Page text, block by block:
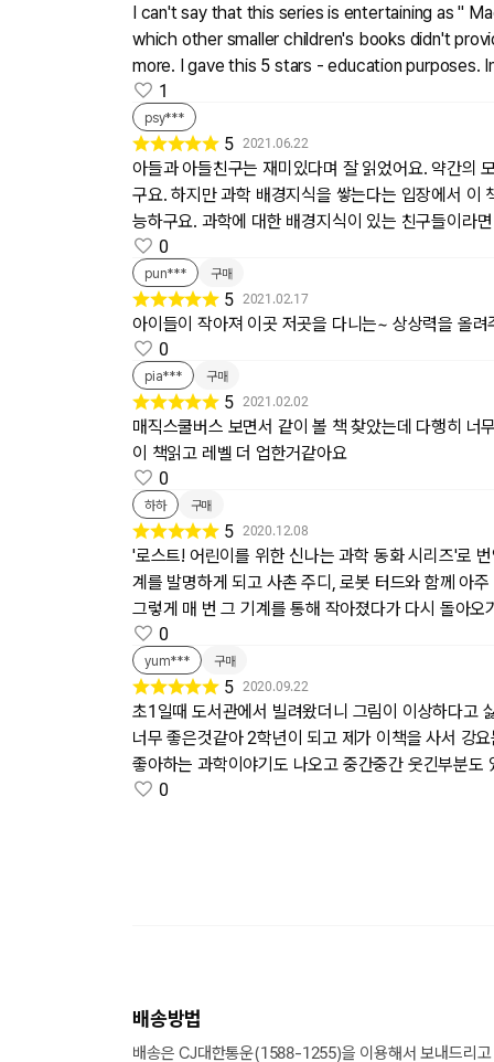
I can't say that this series is entertaining as "
which other smaller children's books didn't
more. I gave this 5 stars - education purposes.
1
psy***
5 2021.06.22
아들과 아들친구는 재미있다며 잘 읽었어요. 약간의
구요. 하지만 과학 배경지식을 쌓는다는 입장에서 이
능하구요. 과학에 대한 배경지식이 있는 친구들이라
0
pun*** 구매
5 2021.02.17
아이들이 작아져 이곳 저곳을 다니는~ 상상력을 올
0
pia*** 구매
5 2021.02.02
매직스쿨버스 보면서 같이 볼 책 찾았는데 다행히 너
이 책읽고 레벨 더 업한거같아요
0
하하 구매
5 2020.12.08
'로스트! 어린이를 위한 신나는 과학 동화 시리즈'로
계를 발명하게 되고 사촌 주디, 로봇 터드와 함께 아
그렇게 매 번 그 기계를 통해 작아졌다가 다시 돌아
0
yum*** 구매
5 2020.09.22
초1일때 도서관에서 빌려왔더니 그림이 이상하다고
너무 좋은것같아 2학년이 되고 제가 이책을 사서 강
좋아하는 과학이야기도 나오고 중간중간 웃긴부분
0
배송방법
배송은 CJ대한통운(1588-1255)을 이용해서 보내드리